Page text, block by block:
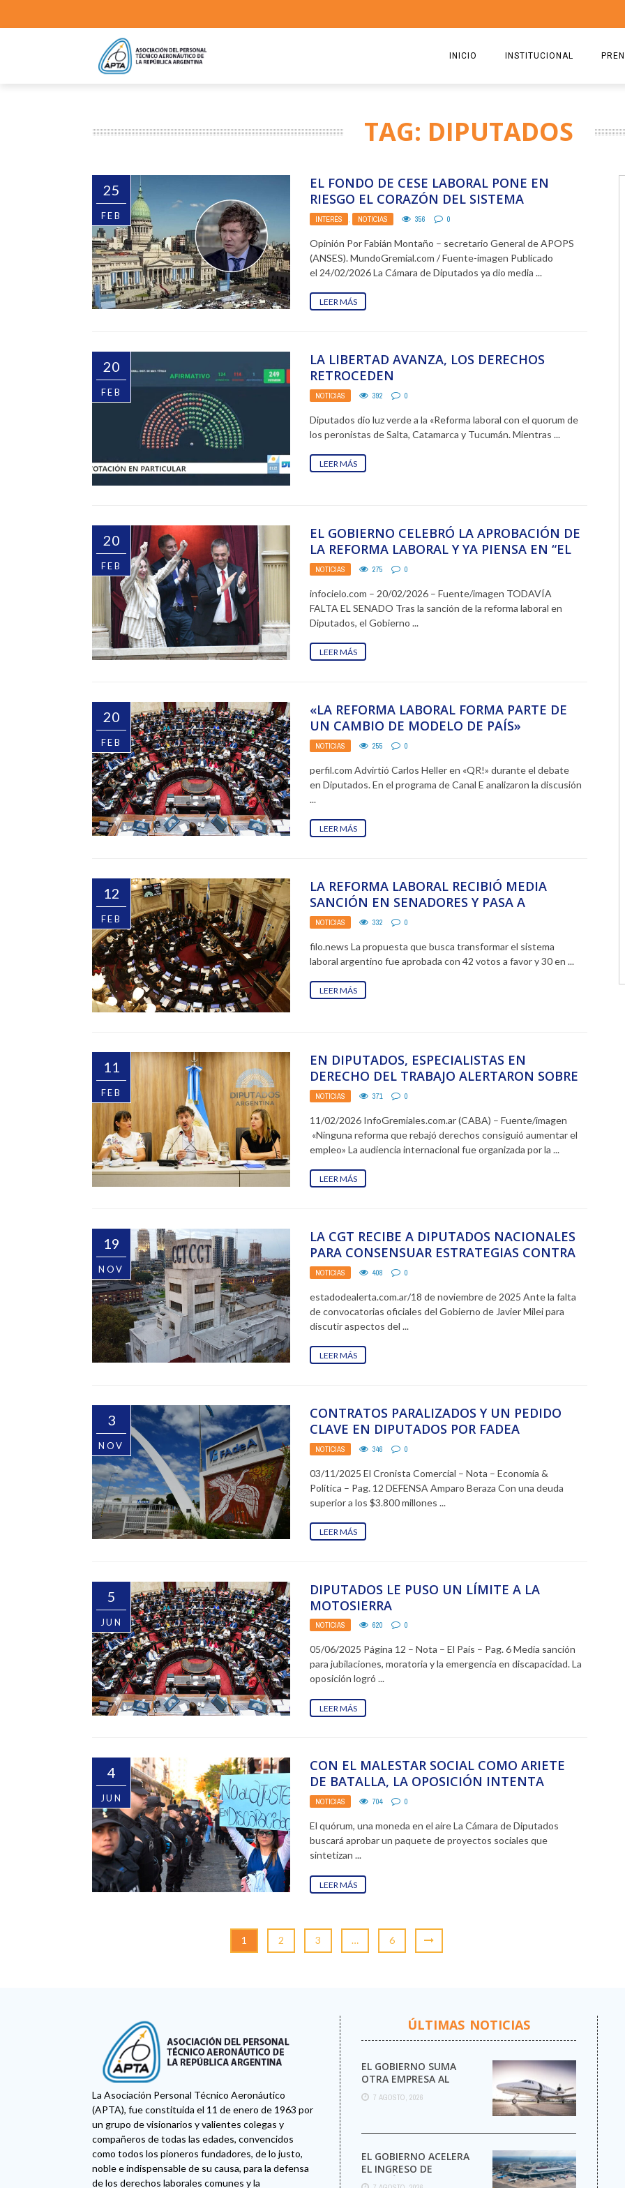
INICIO INSTITUCIONAL
ESTATUTO
RICARDO CIRIELLI
2025
TAG: DIPUTADOS
25
FEB
EL FONDO DE CESE LABORAL PONE EN
RIESGO EL CORAZÓN DEL SISTEMA
PREVISIONAL
INTERÉS NOTICIAS 356 0
Opinión Por Fabián Montaño – secretario General de APOPS
(ANSES). MundoGremial.com / Fuente-imagen Publicado
el 24/02/2026 La Cámara de Diputados ya dio media ...
LEER MÁS
20
FEB
LA LIBERTAD AVANZA, LOS DERECHOS
RETROCEDEN
NOTICIAS 392 0
Diputados dio luz verde a la «Reforma laboral con el quorum de
los peronistas de Salta, Catamarca y Tucumán. Mientras ...
LEER MÁS
20
FEB
EL GOBIERNO CELEBRÓ LA APROBACIÓN DE
LA REFORMA LABORAL Y YA PIENSA EN “EL
RESTO ...
NOTICIAS 275 0
infocielo.com – 20/02/2026 – Fuente/imagen TODAVÍA
FALTA EL SENADO Tras la sanción de la reforma laboral en
Diputados, el Gobierno ...
LEER MÁS
20
FEB
«LA REFORMA LABORAL FORMA PARTE DE
UN CAMBIO DE MODELO DE PAÍS»
NOTICIAS 255 0
perfil.com Advirtió Carlos Heller en «QR!» durante el debate
en Diputados. En el programa de Canal E analizaron la discusión
...
LEER MÁS
12
FEB
LA REFORMA LABORAL RECIBIÓ MEDIA
SANCIÓN EN SENADORES Y PASA A
DIPUTADOS
NOTICIAS 332 0
filo.news La propuesta que busca transformar el sistema
laboral argentino fue aprobada con 42 votos a favor y 30 en ...
LEER MÁS
11
FEB
EN DIPUTADOS, ESPECIALISTAS EN
DERECHO DEL TRABAJO ALERTARON SOBRE
LOS RIESGOS DE LA REFORMA LABORAL:
NOTICIAS 371 0
11/02/2026 InfoGremiales.com.ar (CABA) – Fuente/imagen
«Ninguna reforma que rebajó derechos consiguió aumentar el
empleo» La audiencia internacional fue organizada por la ...
LEER MÁS
19
NOV
LA CGT RECIBE A DIPUTADOS NACIONALES
PARA CONSENSUAR ESTRATEGIAS CONTRA
LA FLEXIBILIZACIÓN LABORAL
NOTICIAS 408 0
estadodealerta.com.ar/18 de noviembre de 2025 Ante la falta
de convocatorias oficiales del Gobierno de Javier Milei para
discutir aspectos del ...
LEER MÁS
3
NOV
CONTRATOS PARALIZADOS Y UN PEDIDO
CLAVE EN DIPUTADOS POR FADEA
NOTICIAS 346 0
03/11/2025 El Cronista Comercial – Nota – Economía &
Política – Pag. 12 DEFENSA Amparo Beraza Con una deuda
superior a los $3.800 millones ...
LEER MÁS
5
JUN
DIPUTADOS LE PUSO UN LÍMITE A LA
MOTOSIERRA
NOTICIAS 620 0
05/06/2025 Página 12 – Nota – El País – Pag. 6 Media sanción
para jubilaciones, moratoria y la emergencia en discapacidad. La
oposición logró ...
LEER MÁS
4
JUN
CON EL MALESTAR SOCIAL COMO ARIETE
DE BATALLA, LA OPOSICIÓN INTENTA
SESIONAR POR FONDOS PARA ...
NOTICIAS 704 0
El quórum, una moneda en el aire La Cámara de Diputados
buscará aprobar un paquete de proyectos sociales que
sintetizan ...
LEER MÁS
1 2 3 … 6
La Asociación Personal Técnico Aeronáutico
(APTA), fue constituida el 11 de enero de 1963 por
un grupo de visionarios y valientes colegas y
compañeros de todas las edades, convencidos
como todos los pioneros fundadores, de lo justo,
noble e indispensable de su causa, para la defensa
de los derechos laborales comunes y la
ÚLTIMAS NOTICIAS
EL GOBIERNO SUMA
OTRA EMPRESA AL
NEGOCIO DE LOS VUELOS
PRIVADOS
7 AGOSTO, 2026
EL GOBIERNO ACELERA
EL INGRESO DE
AEROLÍNEAS